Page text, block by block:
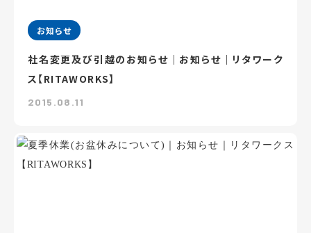
お知らせ
社名変更及び引越のお知らせ｜お知らせ｜リタワーク
ス【RITAWORKS】
2015.08.11